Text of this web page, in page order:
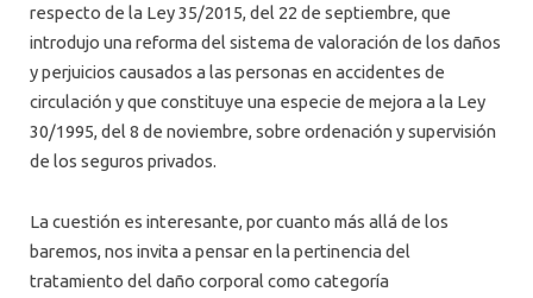
respecto de la Ley 35/2015, del 22 de septiembre, que
introdujo una reforma del sistema de valoración de los daños
y perjuicios causados a las personas en accidentes de
circulación y que constituye una especie de mejora a la Ley
30/1995, del 8 de noviembre, sobre ordenación y supervisión
de los seguros privados.
La cuestión es interesante, por cuanto más allá de los
baremos, nos invita a pensar en la pertinencia del
tratamiento del daño corporal como categoría